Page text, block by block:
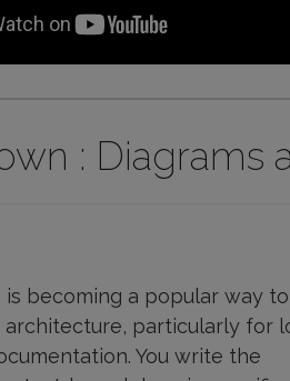
: Diagrams
is becoming a popular way to
particularly for
You write the